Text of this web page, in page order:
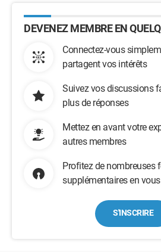
DEVENEZ MEMBRE EN
Connectez-vous
partagent vos intérêts
Suivez vos discussions
plus de réponses
Mettez en avant votre
autres membres
Profitez de nombreuses
supplémentaires en
S'INSCRIRE